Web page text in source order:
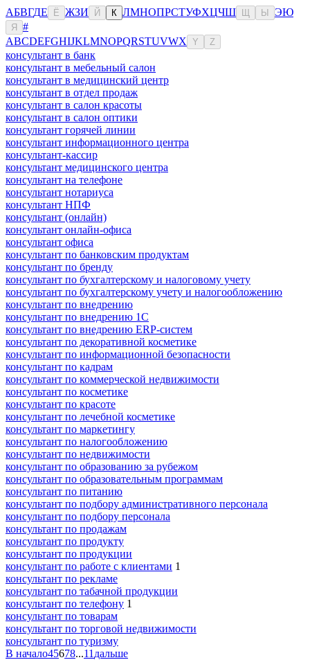
АБВГДЕ Ё ЖЗИ Й К ЛМНОПРСТУФХЦЧШ Ы ЭЮ
Я
#
ABCDEFGHIJKLMNOPQRSTUVWX Y Z
консультант в банк
консультант в мебельный салон
консультант в медицинский центр
консультант в отдел продаж
консультант в салон красоты
консультант в салон оптики
консультант горячей линии
консультант информационного центра
консультант-кассир
консультант медицинского центра
консультант на телефоне
консультант нотариуса
консультант НПФ
консультант (онлайн)
консультант онлайн-офиса
консультант офиса
консультант по банковским продуктам
консультант по бренду
консультант по бухгалтерскому и налоговому учету
консультант по бухгалтерскому учету и налогообложению
консультант по внедрению
консультант по внедрению 1С
консультант по внедрению ERP-систем
консультант по декоративной косметике
консультант по информационной безопасности
консультант по кадрам
консультант по коммерческой недвижимости
консультант по косметике
консультант по красоте
консультант по лечебной косметике
консультант по маркетингу
консультант по налогообложению
консультант по недвижимости
консультант по образованию за рубежом
консультант по образовательным программам
консультант по питанию
консультант по подбору административного персонала
консультант по подбору персонала
консультант по продажам
консультант по продукту
консультант по продукции
консультант по работе с клиентами 1
консультант по рекламе
консультант по табачной продукции
консультант по телефону 1
консультант по товарам
консультант по торговой недвижимости
консультант по туризму
В начало45678...11 дальше